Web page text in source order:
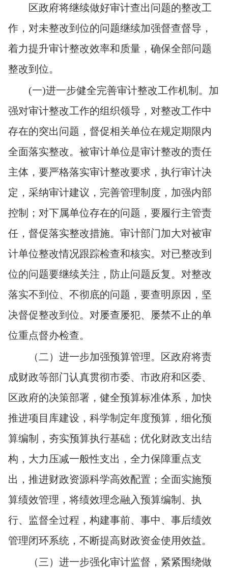
区政府将继续做好审计查出问题的整改工
作，对未整改到位的问题继续加强督查督导，
着力提升审计整改效率和质量，确保全部问题
整改到位。
(一)进一步健全完善审计整改工作机制。加
强对审计整改工作的组织领导，对整改工作中
存在的突出问题，督促相关单位在规定期限内
全面落实整改。被审计单位是审计整改的责任
主体，要严格落实审计整改要求，执行审计决
定，采纳审计建议，完善管理制度，加强内部
控制；对下属单位存在的问题，要履行主管责
任，督促落实整改措施。审计部门加大对被审
计单位整改情况跟踪检查和核实。对已整改到
位的问题要继续关注，防止问题反复。对整改
落实不到位、不彻底的问题，要查明原因，坚
决督促整改到位。对屡查屡犯、屡禁不止的单
位重点督办检查。
（二）进一步加强预算管理。区政府将责
成财政等部门认真贯彻市委、市政府和区委、
区政府的决策部署，健全预算标准体系，加快
推进项目库建设，科学制定年度预算，细化预
算编制，夯实预算执行基础；优化财政支出结
构，大力压减一般性支出，全力保障重点支
出，推进财政资源科学高效配置；全面实施预
算绩效管理，将绩效理念融入预算编制、执
行、监督全过程，构建事前、事中、事后绩效
管理闭环系统，不断提高财政资金使用效益。
（三）进一步强化审计监督，紧紧围绕做